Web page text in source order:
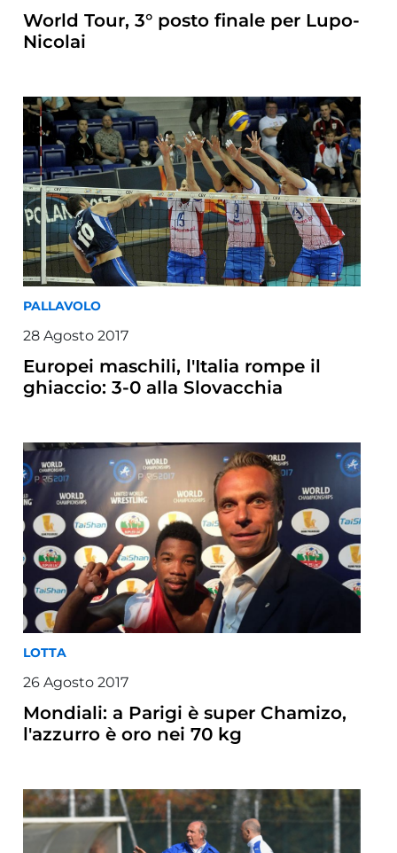
World Tour, 3° posto finale per Lupo-
Nicolai
PALLAVOLO
28 Agosto 2017
Europei maschili, l'Italia rompe il
ghiaccio: 3-0 alla Slovacchia
LOTTA
26 Agosto 2017
Mondiali: a Parigi è super Chamizo,
l'azzurro è oro nei 70 kg